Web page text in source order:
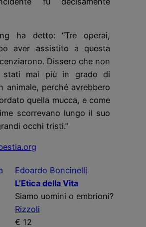
ha detto: “Tre operai,
aver assistito a questa
Dissero che non
stati mai più in grado di
animale, perché avrebbero
quella mucca, e come
scorrevano lungo il suo
occhi tristi.”
Edoardo Boncinelli
L’Etica della Vita
Siamo uomini o embrioni?
Rizzoli
€ 12